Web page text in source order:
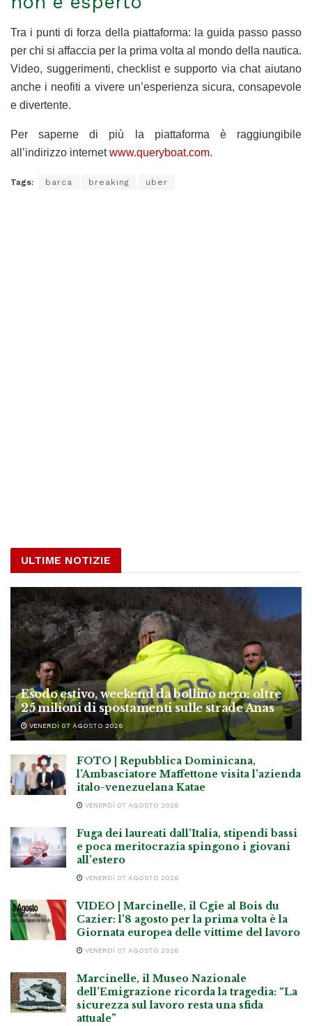
Tra i punti di forza della piattaforma: la guida passo passo
per chi si affaccia per la prima volta al mondo della nautica.
Video, suggerimenti, checklist e supporto via chat aiutano
anche i neofiti a vivere un’esperienza sicura, consapevole
e divertente.
Per saperne di più la piattaforma è raggiungibile
all’indirizzo internetwww.queryboat.com.
Tags: barca breaking uber
ULTIME NOTIZIE
Esodo estivo, weekend da bollino nero: oltre
25 milioni di spostamenti sulle strade Anas
VENERDÌ 07 AGOSTO 2026
FOTO | Repubblica Dominicana,
l’Ambasciatore Maffettone visita l’azienda
italo-venezuelana Katae
VENERDÌ 07 AGOSTO 2026
Fuga dei laureati dall’Italia, stipendi bassi
e poca meritocrazia spingono i giovani
all’estero
VENERDÌ 07 AGOSTO 2026
VIDEO | Marcinelle, il Cgie al Bois du
Cazier: l’8 agosto per la prima volta è la
Giornata europea delle vittime del lavoro
VENERDÌ 07 AGOSTO 2026
Marcinelle, il Museo Nazionale
dell’Emigrazione ricorda la tragedia: “La
sicurezza sul lavoro resta una sfida
attuale”